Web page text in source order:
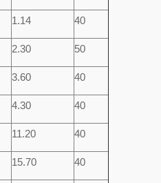
1.14 40
2.30 50
3.60 40
4.30 40
11.20 40
15.70 40